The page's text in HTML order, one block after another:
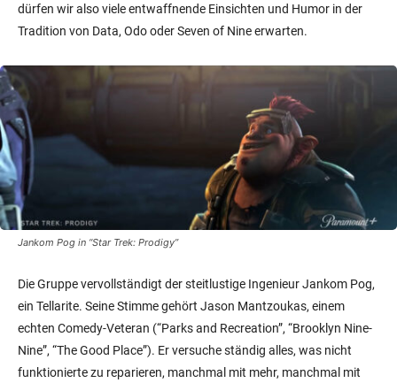
dürfen wir also viele entwaffnende Einsichten und Humor in der
Tradition von Data, Odo oder Seven of Nine erwarten.
Jankom Pog in “Star Trek: Prodigy”
Die Gruppe vervollständigt der steitlustige Ingenieur Jankom Pog,
ein Tellarite. Seine Stimme gehört Jason Mantzoukas, einem
echten Comedy-Veteran (“Parks and Recreation”, “Brooklyn Nine-
Nine”, “The Good Place”). Er versuche ständig alles, was nicht
funktionierte zu reparieren, manchmal mit mehr, manchmal mit